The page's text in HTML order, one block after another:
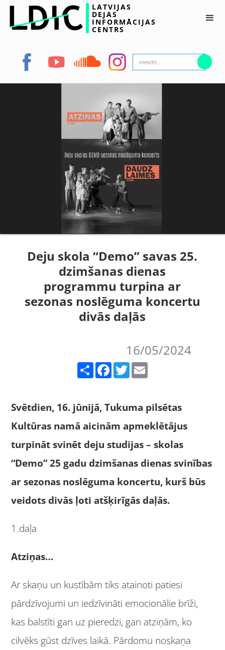
LATVIJAS
DEJAS
INFORMĀCIJAS
CENTRS
Deju skola “Demo” savas 25.
dzimšanas dienas
programmu turpina ar
sezonas noslēguma koncertu
divās daļās
16/05/2024
Facebook Twitter
Svētdien, 16. jūnijā, Tukuma pilsētas
Kultūras namā aicinām apmeklētājus
turpināt svinēt deju studijas – skolas
“Demo” 25 gadu dzimšanas dienas svinības
ar sezonas noslēguma koncertu, kurš būs
veidots divās ļoti atšķirīgās daļās.
1.daļa
Atziņas…
Ar skaņu un kustībām tiks atainoti patiesi
pārdzīvojumi un iedzīvināti emocionālie brīži,
kas balstīti gan uz pieredzi, gan atziņām, ko
cilvēks gūst dzīves laikā. Pārdomu noskaņa